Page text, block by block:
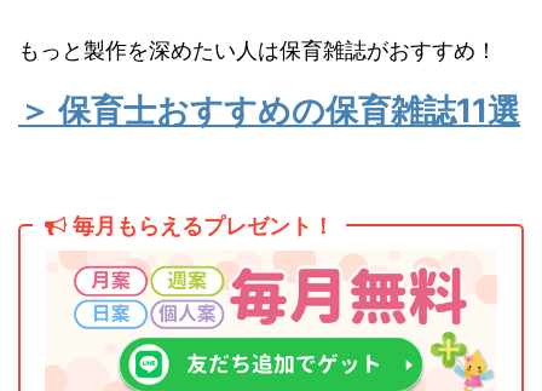
もっと製作を深めたい人は保育雑誌がおすすめ！
＞ 保育士おすすめの保育雑誌11選
毎月もらえるプレゼント！